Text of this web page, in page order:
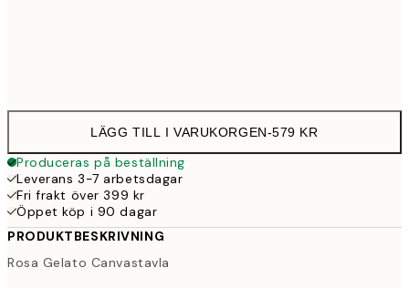
LÄGG TILL I VARUKORGEN-579 KR
Produceras på beställning
Leverans 3-7 arbetsdagar
Fri frakt över 399 kr
Öppet köp i 90 dagar
PRODUKTBESKRIVNING
Rosa Gelato Canvastavla